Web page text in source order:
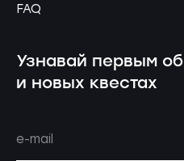
FAQ
Узнавай первым
и новых квестах